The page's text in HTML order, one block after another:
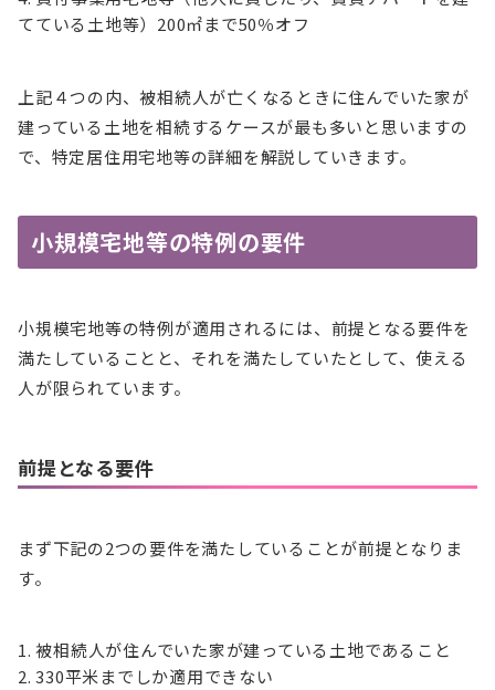
てている土地等）200㎡まで50％オフ
上記４つの内、被相続人が亡くなるときに住んでいた家が
建っている土地を相続するケースが最も多いと思いますの
で、特定居住用宅地等の詳細を解説していきます。
小規模宅地等の特例の要件
小規模宅地等の特例が適用されるには、前提となる要件を
満たしていることと、それを満たしていたとして、使える
人が限られています。
前提となる要件
まず下記の2つの要件を満たしていることが前提となりま
す。
被相続人が住んでいた家が建っている土地であること
330平米までしか適用できない